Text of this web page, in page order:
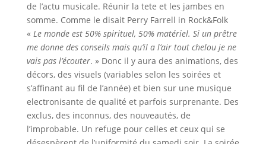
de l’actu musicale. Réunir la tete et les jambes en
somme. Comme le disait Perry Farrell in Rock&Folk
« Le monde est 50% spirituel, 50% matériel. Si un prêtre
me donne des conseils mais qu’il a l’air tout chelou je ne
vais pas l’écouter. » Donc il y aura des animations, des
décors, des visuels (variables selon les soirées et
s’affinant au fil de l’année) et bien sur une musique
electronisante de qualité et parfois surprenante. Des
exclus, des inconnus, des nouveautés, de
l’improbable. Un refuge pour celles et ceux qui se